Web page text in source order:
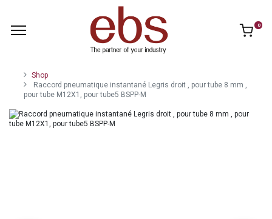
0
Shop
Raccord pneumatique instantané Legris droit , pour tube 8 mm ,
pour tube M12X1, pour tube5 BSPP-M